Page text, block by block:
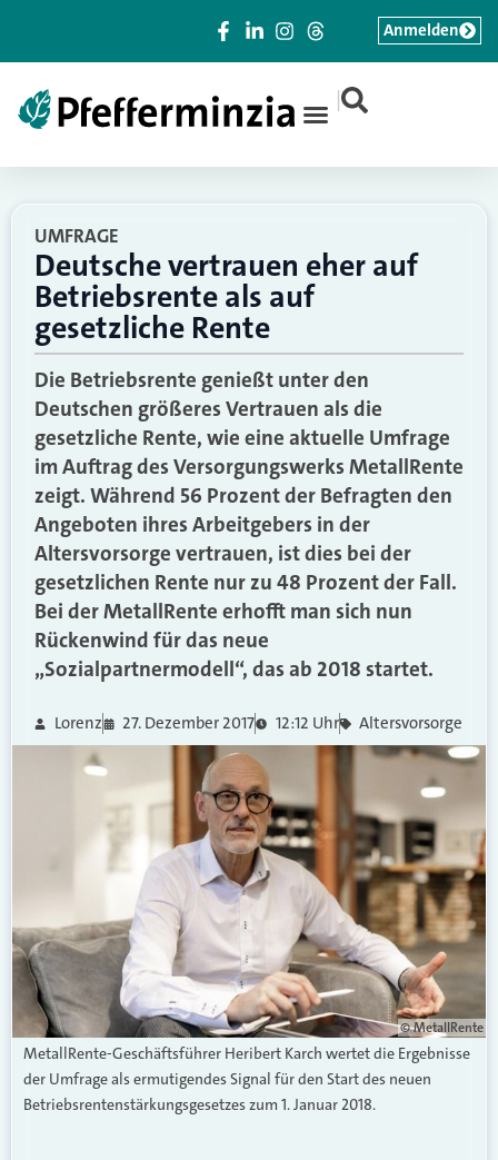
|
Anmelden
UMFRAGE
Deutsche vertrauen eher auf
Betriebsrente als auf
gesetzliche Rente
Die Betriebsrente genießt unter den
Deutschen größeres Vertrauen als die
gesetzliche Rente, wie eine aktuelle Umfrage
im Auftrag des Versorgungswerks MetallRente
zeigt. Während 56 Prozent der Befragten den
Angeboten ihres Arbeitgebers in der
Altersvorsorge vertrauen, ist dies bei der
gesetzlichen Rente nur zu 48 Prozent der Fall.
Bei der MetallRente erhofft man sich nun
Rückenwind für das neue
„Sozialpartnermodell“, das ab 2018 startet.
Lorenz 27. Dezember 2017 12:12 Uhr Altersvorsorge
© MetallRente
MetallRente-Geschäftsführer Heribert Karch wertet die Ergebnisse
der Umfrage als ermutigendes Signal für den Start des neuen
Betriebsrentenstärkungsgesetzes zum 1. Januar 2018.